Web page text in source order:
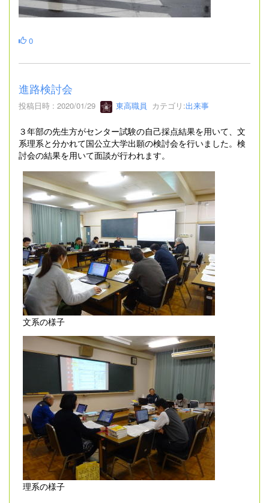
0
進路検討会
投稿日時 : 2020/01/29 東高職員 カテゴリ:出来事
３年部の先生方がセンター試験の自己採点結果を用いて、文
系理系と分かれて国公立大学出願の検討会を行いました。検
討会の結果を用いて面談が行われます。
文系の様子
理系の様子